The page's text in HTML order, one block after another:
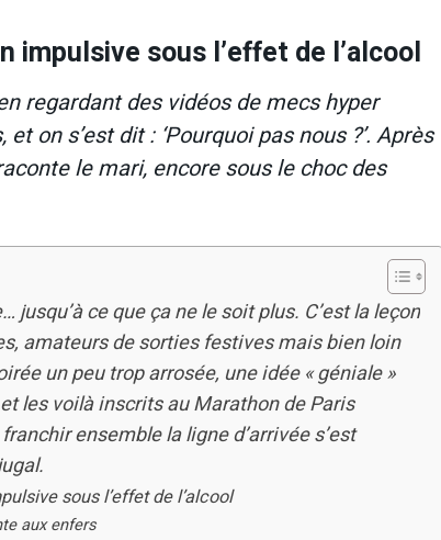
impulsive sous l’effet de l’alcool
regardant des vidéos de mecs hyper
on s’est dit : ‘Pourquoi pas nous ?’. Après
le mari, encore sous le choc des
jusqu’à ce que ça ne le soit plus. C’est la leçon
amateurs de sorties festives mais bien loin
un peu trop arrosée, une idée « géniale »
les voilà inscrits au Marathon de Paris
ensemble la ligne d’arrivée s’est
sous l’effet de l’alcool
aux enfers